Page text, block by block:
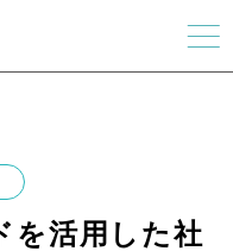
を活用した社